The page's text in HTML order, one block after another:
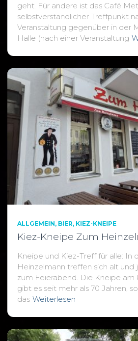
geht. Für andere ist das Café
selbstverständlicher Treffpunkt
Veranstaltung gegenüber in der
Halle (nach einer Veranstaltung
ALLGEMEIN BIER KIEZ-KNEIPE
Kiez-Kneipe Zum
Kneipe und Kiez-Treff für alle: In
Heinzelmann treffen sich alt und
zum Feierabend. Die Kneipe am
gibt es seit mehr als 70 Jahren,
das Weiterlesen